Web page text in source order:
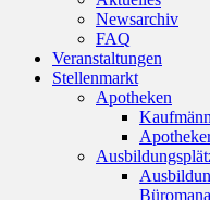
Newsarchiv
FAQ
Veranstaltungen
Stellenmarkt
Apotheken